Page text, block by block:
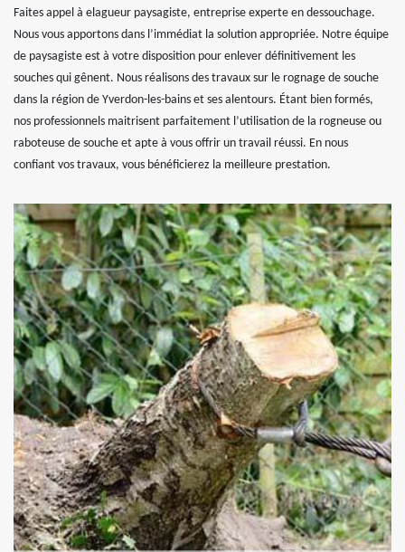
Faites appel à elagueur paysagiste, entreprise experte en dessouchage.
Nous vous apportons dans l’immédiat la solution appropriée. Notre équipe
de paysagiste est à votre disposition pour enlever définitivement les
souches qui gênent. Nous réalisons des travaux sur le rognage de souche
dans la région de Yverdon-les-bains et ses alentours. Étant bien formés,
nos professionnels maitrisent parfaitement l’utilisation de la rogneuse ou
raboteuse de souche et apte à vous offrir un travail réussi. En nous
confiant vos travaux, vous bénéficierez la meilleure prestation.